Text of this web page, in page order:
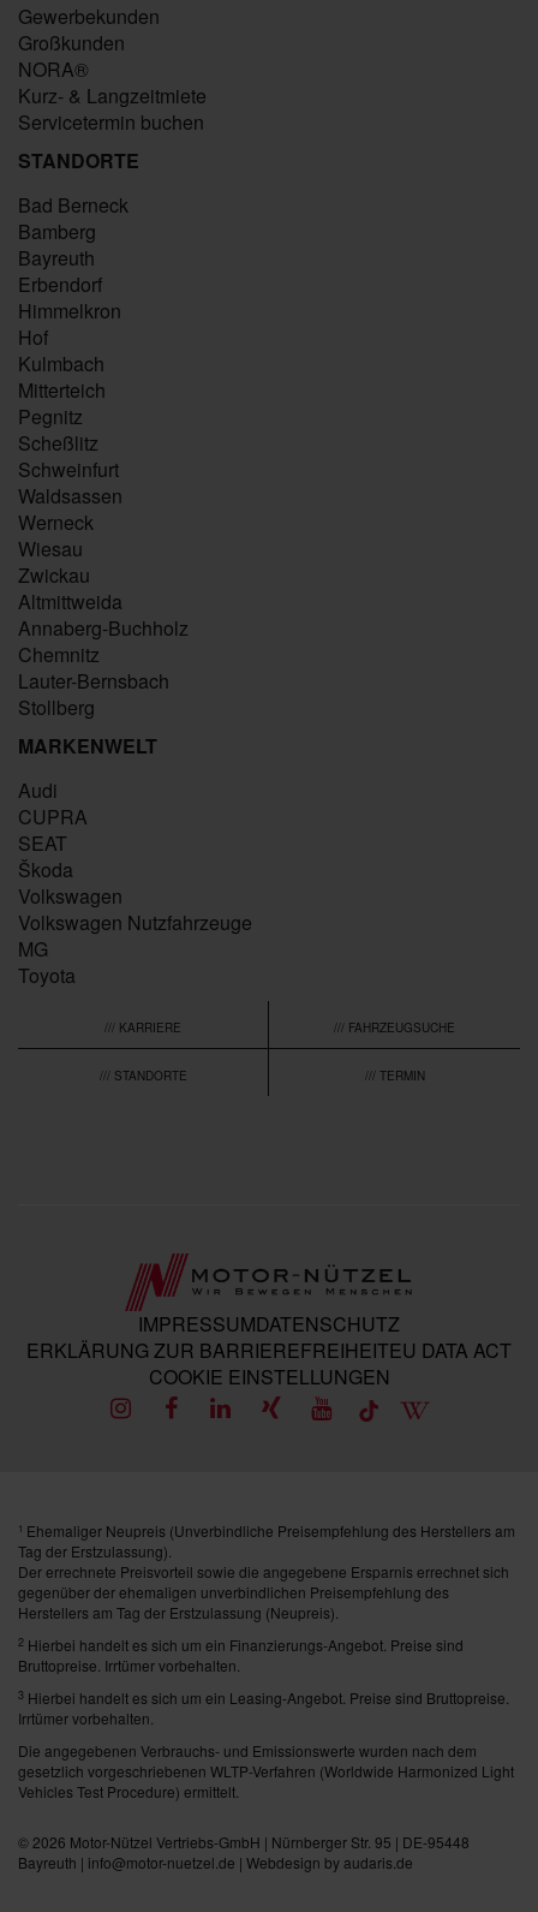
Gewerbekunden
Großkunden
NORA®
Kurz- & Langzeitmiete
Servicetermin buchen
STANDORTE
Bad Berneck
Bamberg
Bayreuth
Erbendorf
Himmelkron
Hof
Kulmbach
Mitterteich
Pegnitz
Scheßlitz
Schweinfurt
Waldsassen
Werneck
Wiesau
Zwickau
Altmittweida
Annaberg-Buchholz
Chemnitz
Lauter-Bernsbach
Stollberg
MARKENWELT
Audi
CUPRA
SEAT
Škoda
Volkswagen
Volkswagen Nutzfahrzeuge
MG
Toyota
/// KARRIERE /// FAHRZEUGSUCHE
/// STANDORTE /// TERMIN
IMPRESSUMDATENSCHUTZ
ERKLÄRUNG ZUR BARRIEREFREIHEITEU DATA ACT
COOKIE EINSTELLUNGEN
1 Ehemaliger Neupreis (Unverbindliche Preisempfehlung des Herstellers am
Tag der Erstzulassung).
Der errechnete Preisvorteil sowie die angegebene Ersparnis errechnet sich
gegenüber der ehemaligen unverbindlichen Preisempfehlung des
Herstellers am Tag der Erstzulassung (Neupreis).
2 Hierbei handelt es sich um ein Finanzierungs-Angebot. Preise sind
Bruttopreise. Irrtümer vorbehalten.
3 Hierbei handelt es sich um ein Leasing-Angebot. Preise sind Bruttopreise.
Irrtümer vorbehalten.
Die angegebenen Verbrauchs- und Emissionswerte wurden nach dem
gesetzlich vorgeschriebenen WLTP-Verfahren (Worldwide Harmonized Light
Vehicles Test Procedure) ermittelt.
© 2026 Motor-Nützel Vertriebs-GmbH | Nürnberger Str. 95 | DE-95448
Bayreuth | info@motor-nuetzel.de | Webdesign by audaris.de